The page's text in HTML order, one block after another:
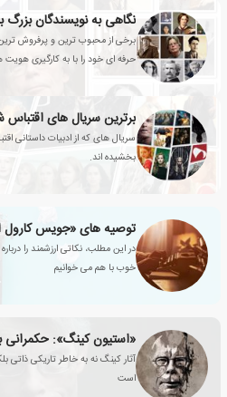
نگاهی به نویسندگان بزرگ
برخی از محبوب ترین و پرفروش
حرفه ای خود را با به کارگیری
برترین سریال های اقتباس
سریال های که از ادبیات داستانی
بخشیده اند.
در این مطلب، نکاتی ارزشمند را
خوب با هم می خوانیم
«استیون کینگ»:
آثار کینگ نه به خاطر تاریکی ذاتی
است